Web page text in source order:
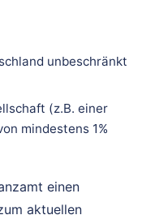
unbeschränkt
(z.B. einer
mindestens 1%
einen
aktuellen